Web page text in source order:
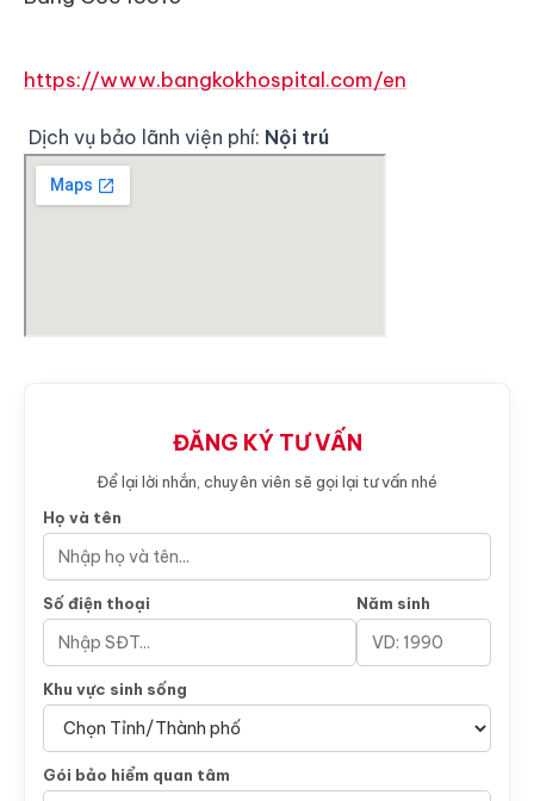
https://www.bangkokhospital.com/en
Dịch vụ bảo lãnh viện phí: Nội trú
ĐĂNG KÝ TƯ VẤN
Để lại lời nhắn, chuyên viên sẽ gọi lại tư vấn nhé
Họ và tên
Số điện thoại Năm sinh
Khu vực sinh sống
Gói bảo hiểm quan tâm